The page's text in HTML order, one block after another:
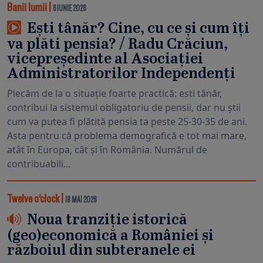
Banii lumii 6 IUNIE 2026
Ești tânăr? Cine, cu ce și cum îți
va plăti pensia? / Radu Crăciun,
vicepreședinte al Asociației
Administratorilor Independenți
Plecăm de la o situație foarte practică: esti tânăr,
contribui la sistemul obligatoriu de pensii, dar nu știi
cum va putea fi plătită pensia ta peste 25-30-35 de ani.
Asta pentru că problema demografică e tot mai mare,
atât în Europa, cât și în România. Numărul de
contribuabili...
Twelve o’clock| 18 MAI 2026
Noua tranziție istorică
(geo)economică a României și
războiul din subteranele ei